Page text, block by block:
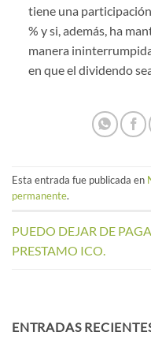
tiene una
% y si, además, ha
manera
en que el dividendo
Esta entrada fue publicada en
permanente.
PUEDO DEJAR DE
PRESTAMO ICO.
ENTRADAS